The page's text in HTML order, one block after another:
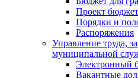
Проект
Порядки и
Распоряжения
Управление труда,
муниципальной
Электронный
Вакантные